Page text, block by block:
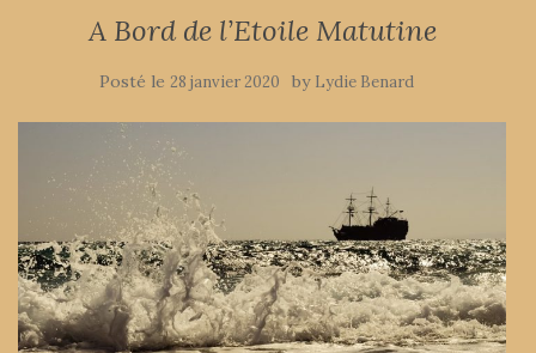
A Bord de l’Etoile Matutine
Posté le 28 janvier 2020 by Lydie Benard